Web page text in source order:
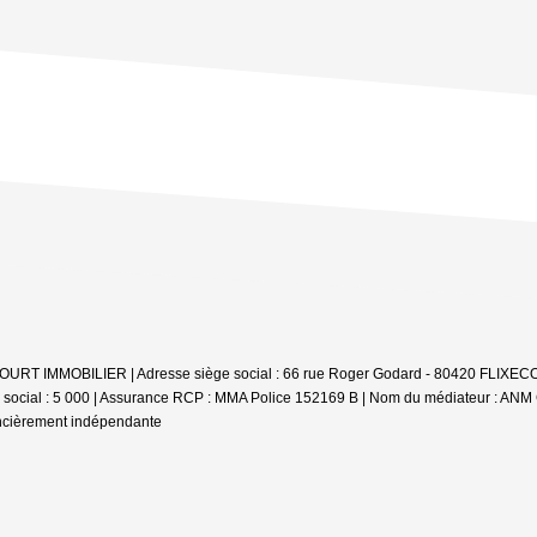
IMMOBILIER | Adresse siège social : 66 rue Roger Godard - 80420
: 5 000 | Assurance RCP : MMA Police 152169 B | Nom du médiateur :
indépendante